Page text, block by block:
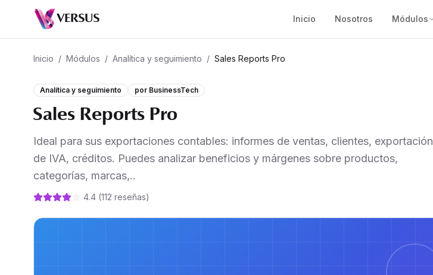
VERSUS Inicio Nosotros Módulos
Inicio / Módulos / Analítica y seguimiento / Sales Reports Pro
Analítica y seguimiento por BusinessTech
Sales Reports Pro
Ideal para sus exportaciones contables: informes de ventas, clientes, exportación
de IVA, créditos. Puedes analizar beneficios y márgenes sobre productos,
categorías, marcas,..
4.4 (112 reseñas)